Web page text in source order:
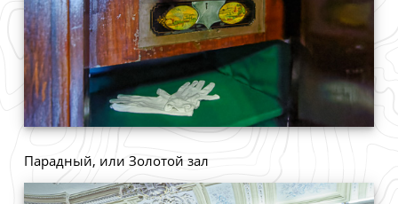
Парадный, или Золотой зал